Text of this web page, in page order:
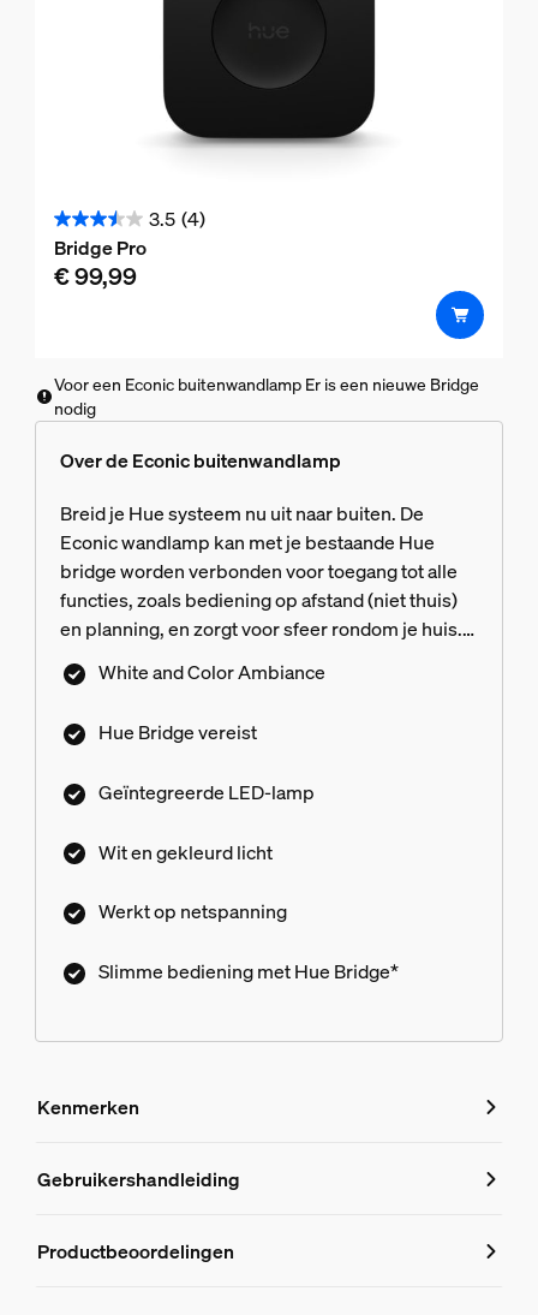
3.5 (4)
3.5
van
de
4
beoordelingen
Bridge Pro
€ 99,99
Voor een Econic buitenwandlamp Er is een nieuwe Bridge
nodig
Over de Econic buitenwandlamp
Breid je Hue systeem nu uit naar buiten. De
Econic wandlamp kan met je bestaande Hue
bridge worden verbonden voor toegang tot alle
functies, zoals bediening op afstand (niet thuis)
en planning, en zorgt voor sfeer rondom je huis.
Hue bridge niet meegeleverd.
White and Color Ambiance
Hue Bridge vereist
Geïntegreerde LED-lamp
Wit en gekleurd licht
Werkt op netspanning
Slimme bediening met Hue Bridge*
Kenmerken
Kenmerken
8718696170564
Gebruikershandleiding
Productbeoordelingen